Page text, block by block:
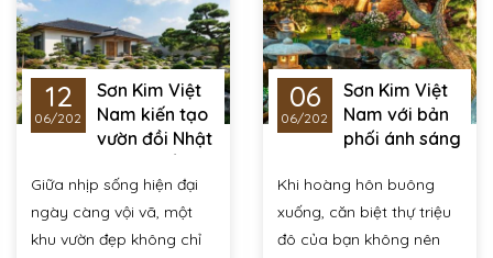
12
06/2026
Sơn Kim Việt
Nam kiến tạo
vườn đồi Nhật
biệt thự thành tuyệt
tác thiên nhiên
Giữa nhịp sống hiện đại
ngày càng vội vã, một
khu vườn đẹp không chỉ
06
06/2026
Sơn Kim Việt
Nam với bản
phối ánh sáng
nhà bạn lung linh
huyền ảo như cung
điện về đêm
Khi hoàng hôn buông
xuống, căn biệt thự triệu
đô của bạn không nên